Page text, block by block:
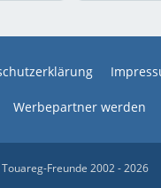
Werbepartner werden
Freunde 2002 - 2026